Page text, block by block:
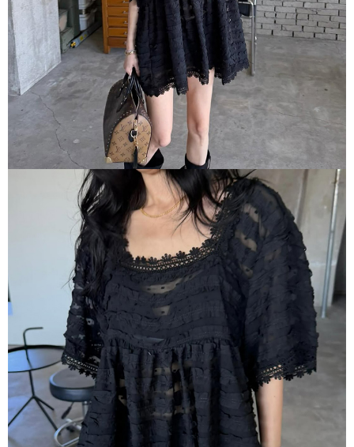
【注意事項】
１．透過由恩沛科技股份有限公司提供之「AFTEE先享後付」服務完成之交
易，需依本服務之必要範圍內提供個人資料，並將交易相關給付款項請求債
權轉讓予恩沛科技股份有限公司。
２．關於個人資料處理事宜，請瀏覽以下網址：
https://aftee.tw/terms/#terms3
３．未成年的使用者請事先徵得法定代理人或監護人之同意方可使用
「AFTEE先享後付」，若未經同意申辦者引起之損失，本公司不負相關責
任。
４．使用「AFTEE先享後付」時，將依據個別帳號之用戶狀況，依本公司即
時審查核予不同之上限額度；若仍有額度不足之情形，本公司將視審查結果
請求用戶進行身份認證。
５．嚴禁一人註冊多個帳號或使用他人資訊註冊。若發現惡意使用之情形，
恩沛科技股份有限公司將有權停止該用戶之使用額度並採取法律行動。
每筆NT$80，滿NT$1,500(含以上)免運費
付款後7-11取貨
每筆NT$80，滿NT$1,500(含以上)免運費
宅配
每筆NT$100，滿NT$1,500(含以上)免運費
海外宅配